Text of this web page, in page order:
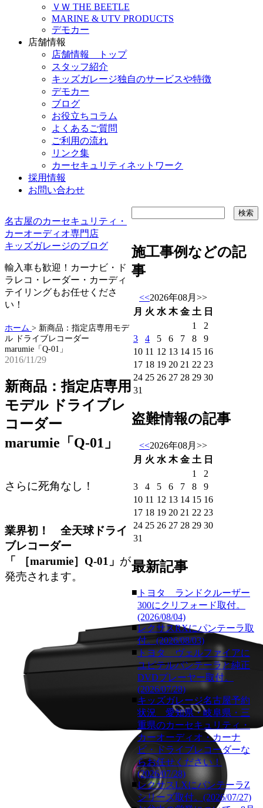
ＶＷ THE BEETLE
MARINE & UTV PRODUCTS
デモカー
店舗情報
店舗情報 トップ
スタッフ紹介
キッズガレージ独自のサービスや特徴
デモカー
ブログ
お役立ちコラム
よくあるご質問
ご利用の流れ
リンク集
カーセキュリティネットワーク
採用情報
お問い合わせ
名古屋のカーセキュリティ・
カーオーディオ専門店
キッズガレージのブログ
輸入車も歓迎！カーナビ・ド
ラレコ・レーダー・カーディ
テイリングもお任せくださ
い！
ホーム > 新商品：指定店専用モデ
ル ドライブレコーダー
marumie「Q-01」
2016/11/29
新商品：指定店専用
モデル ドライブレ
コーダー
marumie「Q-01」
さらに死角なし！
業界初！ 全天球ドライ
ブレコーダー
「 ［marumie］Q-01」 が
発売されます。
施工事例などの記
事
<<2026年08月 >>
月 火 水 木 金 土 日
1
2
3
4 5 6 7 8
9
10 11 12 13 14 15 16
17 18 19 20 21 22 23
24 25 26 27 28 29 30
31
盗難情報の記事
<<2026年08月 >>
月 火 水 木 金 土 日
1
2
3
4 5 6 7 8
9
10 11 12 13 14 15 16
17 18 19 20 21 22 23
24 25 26 27 28 29 30
31
最新記事
■ トヨタ ランドクルーザー
300にクリフォード取付。
(2026/08/04)
■レクサスRXにパンテーラ取
付。(2026/08/03)
■ トヨタ ヴェルファイアに
ユピテルパンテーラと純正
DVDプレーヤー取付。
(2026/07/28)
キッズガレージ名古屋予約
状況 愛知県・岐阜県・三
重県のカーセキュリティ・
カーオーディオ・カーナ
ビ・ドライブレコーダーな
らお任せください！
(2026/07/28)
■レクサスLXにパンテーラZ
シリーズ取付。(2026/07/27)